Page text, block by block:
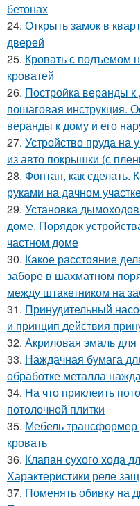
бетонах
24. Открыть замок в
дверей
25. Кровать с подъемом
кроватей
26. Постройка веранды
пошаговая инструкция.
веранды к дому и его
27. Устройство пруда на
из авто покрышки (с
28. Фонтан, как сделать.
руками на дачном
29. Установка
доме. Порядок
частном доме
30. Какое расстояние
заборе в шахматном
между штакетником на
31. Принудительный
и принцип действия
32. Акриловая эмаль
33. Наждачная бумага
обработке металла
34. На что приклеить
потолочной плитки
35. Мебель
кровать
36. Клапан сухого хода
Характеристики реле
37. Поменять обивку на